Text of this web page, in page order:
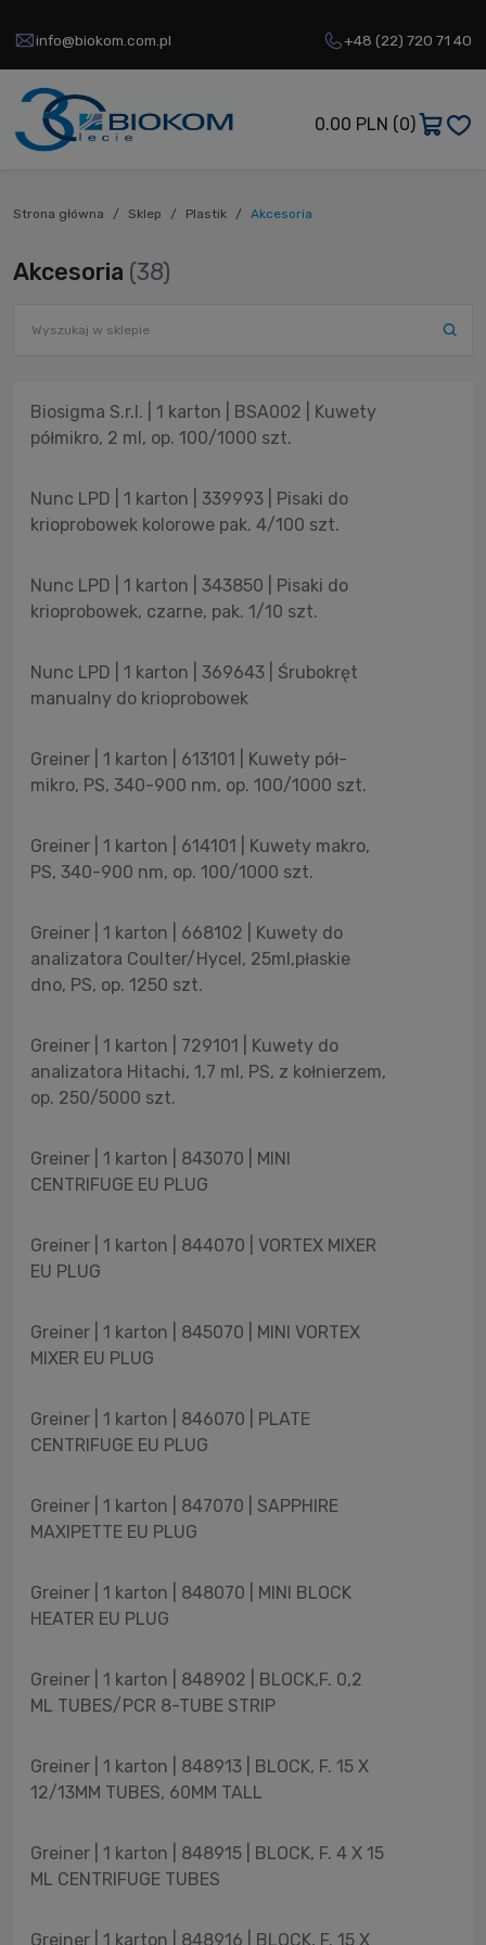
info@biokom.com.pl +48 (22) 720 71 40
0.00 PLN (0)
Strona główna Sklep Plastik Akcesoria
Akcesoria (38)
Biosigma S.r.l. | 1 karton | BSA002 | Kuwety
półmikro, 2 ml, op. 100/1000 szt.
Nunc LPD | 1 karton | 339993 | Pisaki do
krioprobowek kolorowe pak. 4/100 szt.
Nunc LPD | 1 karton | 343850 | Pisaki do
krioprobowek, czarne, pak. 1/10 szt.
Nunc LPD | 1 karton | 369643 | Śrubokręt
manualny do krioprobowek
Greiner | 1 karton | 613101 | Kuwety pół-
mikro, PS, 340-900 nm, op. 100/1000 szt.
Greiner | 1 karton | 614101 | Kuwety makro,
PS, 340-900 nm, op. 100/1000 szt.
Greiner | 1 karton | 668102 | Kuwety do
analizatora Coulter/Hycel, 25ml,płaskie
dno, PS, op. 1250 szt.
Greiner | 1 karton | 729101 | Kuwety do
analizatora Hitachi, 1,7 ml, PS, z kołnierzem,
op. 250/5000 szt.
Greiner | 1 karton | 843070 | MINI
CENTRIFUGE EU PLUG
Greiner | 1 karton | 844070 | VORTEX MIXER
EU PLUG
Greiner | 1 karton | 845070 | MINI VORTEX
MIXER EU PLUG
Greiner | 1 karton | 846070 | PLATE
CENTRIFUGE EU PLUG
Greiner | 1 karton | 847070 | SAPPHIRE
MAXIPETTE EU PLUG
Greiner | 1 karton | 848070 | MINI BLOCK
HEATER EU PLUG
Greiner | 1 karton | 848902 | BLOCK,F. 0,2
ML TUBES/PCR 8-TUBE STRIP
Greiner | 1 karton | 848913 | BLOCK, F. 15 X
12/13MM TUBES, 60MM TALL
Greiner | 1 karton | 848915 | BLOCK, F. 4 X 15
ML CENTRIFUGE TUBES
Greiner | 1 karton | 848916 | BLOCK, F. 15 X